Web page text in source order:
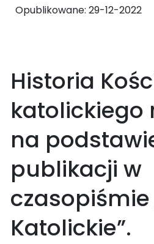
Opublikowane: 29-12-2022
Historia
katolickiego
na
publikacji w
czasopiśmie
Katolickie”.